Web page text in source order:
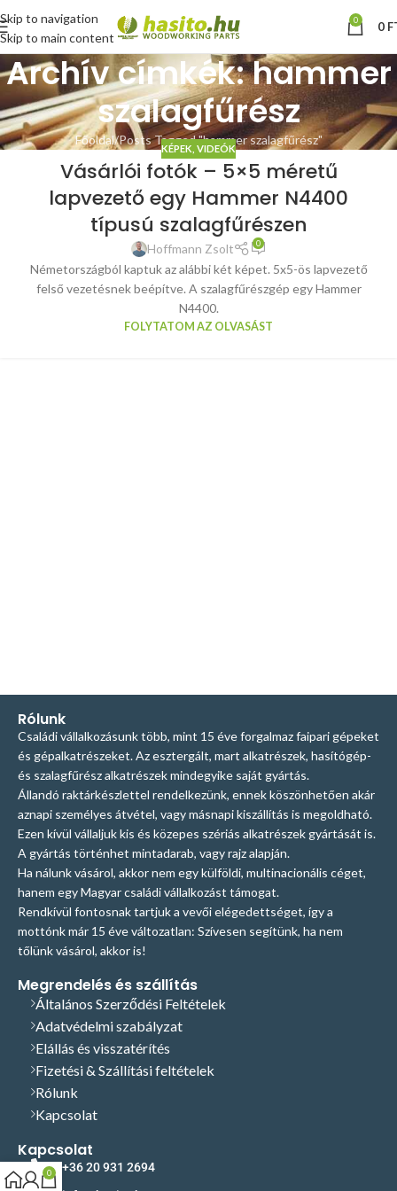
Skip to navigation
Skip to main content
0 0
Archív címkék: hammer
szalagfűrész
Főoldal Posts Tagged "hammer szalagfűrész"
KÉPEK, VIDEÓK
Vásárlói fotók – 5×5 méretű
lapvezető egy Hammer N4400
típusú szalagfűrészen
Hoffmann Zsolt 0
Németországból kaptuk az alábbi két képet. 5x5-ös lapvezető
felső vezetésnek beépítve. A szalagfűrészgép egy Hammer
N4400.
FOLYTATOM AZ OLVASÁST
Rólunk
Családi vállalkozásunk több, mint 15 éve forgalmaz faipari gépeket
és gépalkatrészeket. Az esztergált, mart alkatrészek, hasítógép-
és szalagfűrész alkatrészek mindegyike saját gyártás.
Állandó raktárkészlettel rendelkezünk, ennek köszönhetően akár
aznapi személyes átvétel, vagy másnapi kiszállítás is megoldható.
Ezen kívül vállaljuk kis és közepes szériás alkatrészek gyártását is.
A gyártás történhet mintadarab, vagy rajz alapján.
Ha nálunk vásárol, akkor nem egy külföldi, multinacionális céget,
hanem egy Magyar családi vállalkozást támogat.
Rendkívül fontosnak tartjuk a vevői elégedettséget, így a
mottónk már 15 éve változatlan: Szívesen segítünk, ha nem
tőlünk vásárol, akkor is!
Megrendelés és szállítás
Általános Szerződési Feltételek
Adatvédelmi szabályzat
Elállás és visszatérítés
Fizetési & Szállítási feltételek
Rólunk
Kapcsolat
Kapcsolat
+36 20 931 2694
0